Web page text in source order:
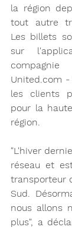
la région
tout autre
Les billets
sur
United.com
les clients
pour la
région.
"L'hiver
réseau et
transporteur
Sud.
nous allons
plus", a